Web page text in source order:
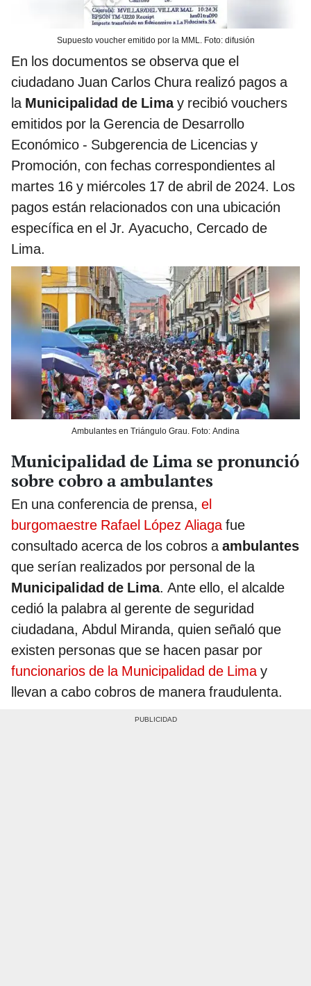
Supuesto voucher emitido por la MML. Foto: difusión
En los documentos se observa que el
ciudadano Juan Carlos Chura realizó pagos a
la Municipalidad de Limay recibió vouchers
emitidos por la Gerencia de Desarrollo
Económico - Subgerencia de Licencias y
Promoción, con fechas correspondientes al
martes 16 y miércoles 17 de abril de 2024. Los
pagos están relacionados con una ubicación
específica en el Jr. Ayacucho, Cercado de
Lima.
Ambulantes en Triángulo Grau. Foto: Andina
Municipalidad de Lima se pronunció
sobre cobro a ambulantes
En una conferencia de prensa, el
burgomaestre Rafael López Aliagafue
consultado acerca de los cobros aambulantes
que serían realizados por personal de la
Municipalidad de Lima. Ante ello, el alcalde
cedió la palabra al gerente de seguridad
ciudadana, Abdul Miranda, quien señaló que
existen personas que se hacen pasar por
funcionarios de la Municipalidad de Limay
llevan a cabo cobros de manera fraudulenta.